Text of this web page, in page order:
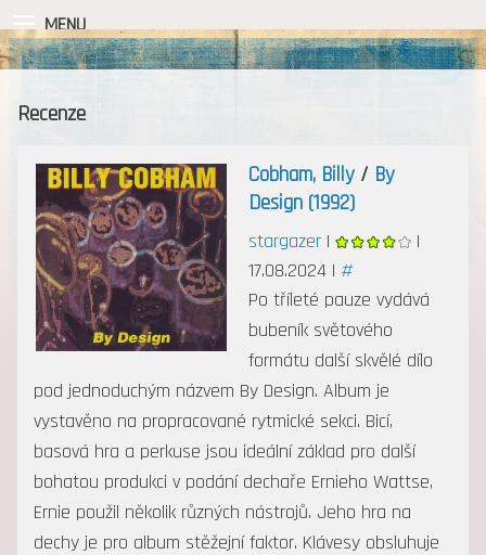
MENU
Recenze
Cobham, Billy/ By
Design (1992)
stargazer|
|
17.08.2024 | #
Po tříleté pauze vydává
bubeník světového
formátu další skvělé dílo
pod jednoduchým názvem By Design. Album je
vystavěno na propracované rytmické sekci. Bicí,
basová hra a perkuse jsou ideální základ pro další
bohatou produkci v podání dechaře Ernieho Wattse,
Ernie použil několik různých nástrojů. Jeho hra na
dechy je pro album stěžejní faktor. Klávesy obsluhuje